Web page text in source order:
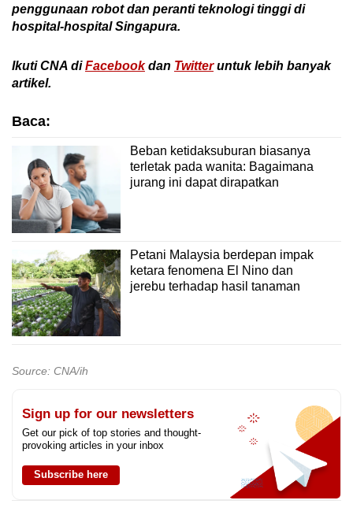
penggunaan robot dan peranti teknologi tinggi di
hospital-hospital Singapura.
Ikuti CNA diFacebookdan Twitteruntuklebih banyak
artikel.
Baca:
Beban ketidaksuburan biasanya
terletak pada wanita: Bagaimana
jurang ini dapat dirapatkan
Petani Malaysia berdepan impak
ketara fenomena El Nino dan
jerebu terhadap hasil tanaman
Source: CNA/ih
Sign up for our newsletters
Get our pick of top stories and thought-
provoking articles in your inbox
Subscribe here